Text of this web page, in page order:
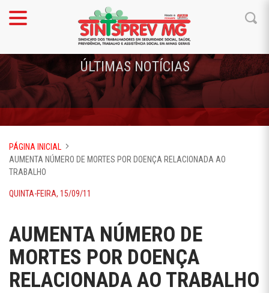
ÚLTIMAS NOTÍCIAS
PÁGINA INICIAL
AUMENTA NÚMERO DE MORTES POR DOENÇA RELACIONADA AO
TRABALHO
QUINTA-FEIRA, 15/09/11
AUMENTA NÚMERO DE
MORTES POR DOENÇA
RELACIONADA AO TRABALHO